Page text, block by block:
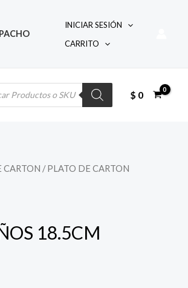
INICIAR SESIÓN
CARRITO
$ 0
CARTON / PLATO DE CARTON
18.5CM